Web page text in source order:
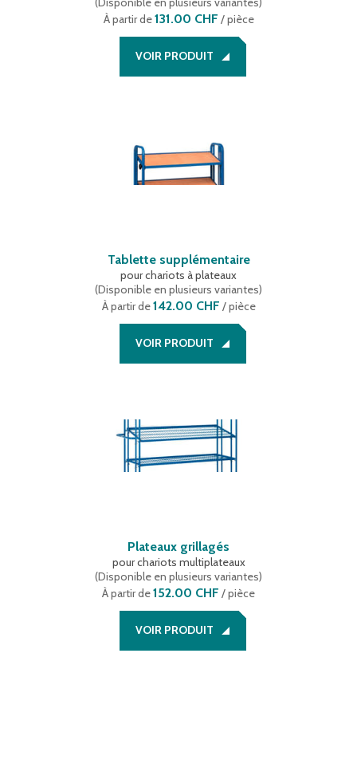
À partir de131.00 CHF / pièce
VOIR PRODUIT
Tablette supplémentaire
pour chariots à plateaux
(Disponible en plusieurs variantes)
À partir de142.00 CHF / pièce
VOIR PRODUIT
Plateaux grillagés
pour chariots multiplateaux
(Disponible en plusieurs variantes)
À partir de152.00 CHF / pièce
VOIR PRODUIT